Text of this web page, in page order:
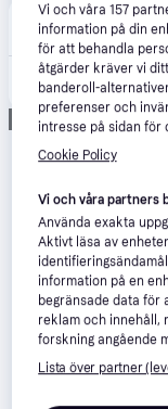
"Vorto"
99 kr frakt
Annons
Vi och våra157
information på din
för att behandla
åtgärder kräver vi
banderoll-
preferenser och
intresse på sidan för
Cookie Policy
Vi och våra partners
Använda exakta
Aktivt läsa av
information på en
begränsade data för
reklam och innehåll,
forskning angående
Lista över partner